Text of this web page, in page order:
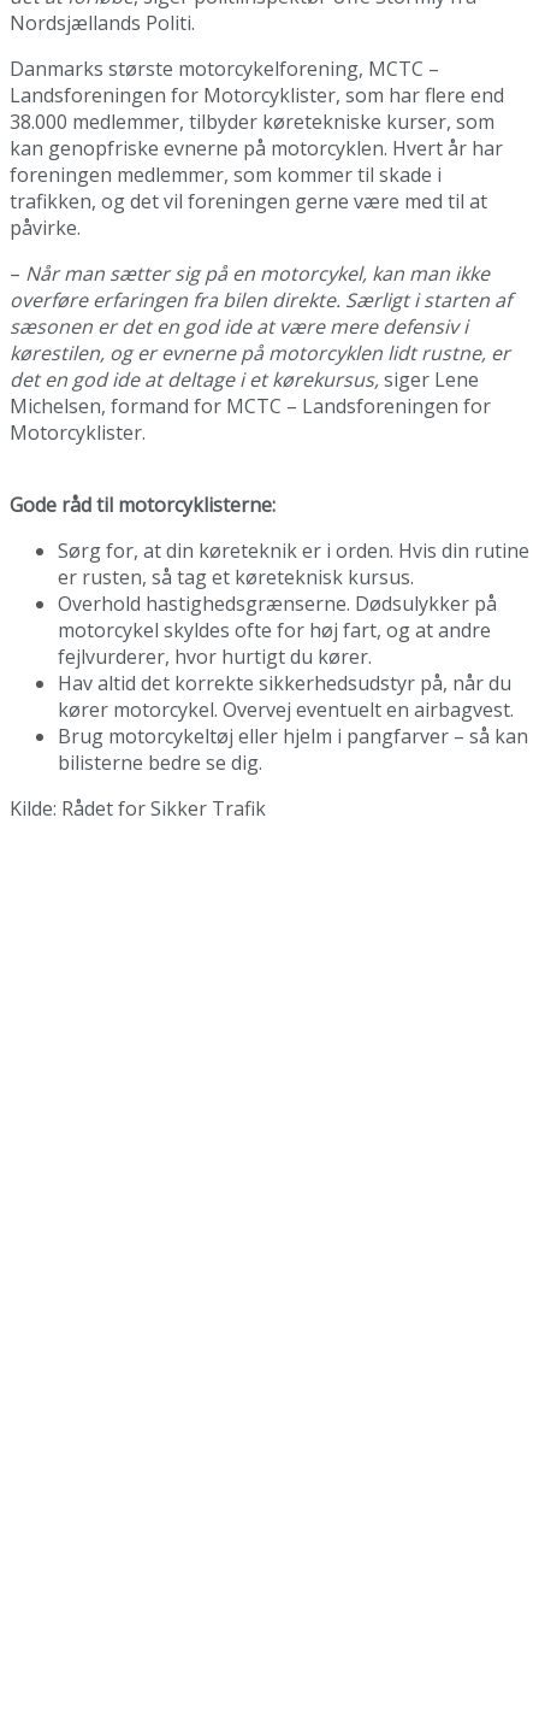
Nordsjællands Politi.
Danmarks største motorcykelforening, MCTC –
Landsforeningen for Motorcyklister, som har flere end
38.000 medlemmer, tilbyder køretekniske kurser, som
kan genopfriske evnerne på motorcyklen. Hvert år har
foreningen medlemmer, som kommer til skade i
trafikken, og det vil foreningen gerne være med til at
påvirke.
– Når man sætter sig på en motorcykel, kan man ikke
overføre erfaringen fra bilen direkte. Særligt i starten af
sæsonen er det en god ide at være mere defensiv i
kørestilen, og er evnerne på motorcyklen lidt rustne, er
det en god ide at deltage i et kørekursus,siger Lene
Michelsen, formand for MCTC – Landsforeningen for
Motorcyklister.
Gode råd til motorcyklisterne:
Sørg for, at din køreteknik er i orden. Hvis din rutine
er rusten, så tag et køreteknisk kursus.
Overhold hastighedsgrænserne. Dødsulykker på
motorcykel skyldes ofte for høj fart, og at andre
fejlvurderer, hvor hurtigt du kører.
Hav altid det korrekte sikkerhedsudstyr på, når du
kører motorcykel. Overvej eventuelt en airbagvest.
Brug motorcykeltøj eller hjelm i pangfarver – så kan
bilisterne bedre se dig.
Kilde: Rådet for Sikker Trafik